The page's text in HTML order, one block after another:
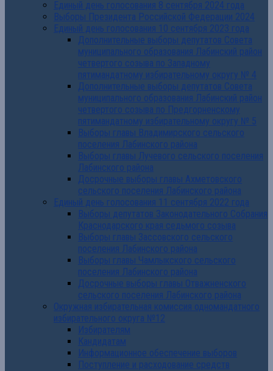
Единый день голосования 8 сентября 2024 года
Выборы Президента Российской Федерации 2024
Единый день голосования 10 сентября 2023 года
Дополнительные выборы депутатов Совета
муниципального образования Лабинский район
четвертого созыва по Западному
пятимандатному избирательному округу № 4
Дополнительные выборы депутатов Совета
муниципального образования Лабинский район
четвертого созыва по Предгорненскому
пятимандатному избирательному округу № 5
Выборы главы Владимирского сельского
поселения Лабинского района
Выборы главы Лучевого сельского поселения
Лабинского района
Досрочные выборы главы Ахметовского
сельского поселения Лабинского района
Единый день голосования 11 сентября 2022 года
Выборы депутатов Законодательного Собрания
Краснодарского края седьмого созыва
Выборы главы Зассовского сельского
поселения Лабинского района
Выборы главы Чамлыкского сельского
поселения Лабинского района
Досрочные выборы главы Отважненского
сельского поселения Лабинского района
Окружная избирательная комиссия одномандатного
избирательного округа №12
Избирателям
Кандидатам
Информационное обеспечение выборов
Поступление и расходование средств